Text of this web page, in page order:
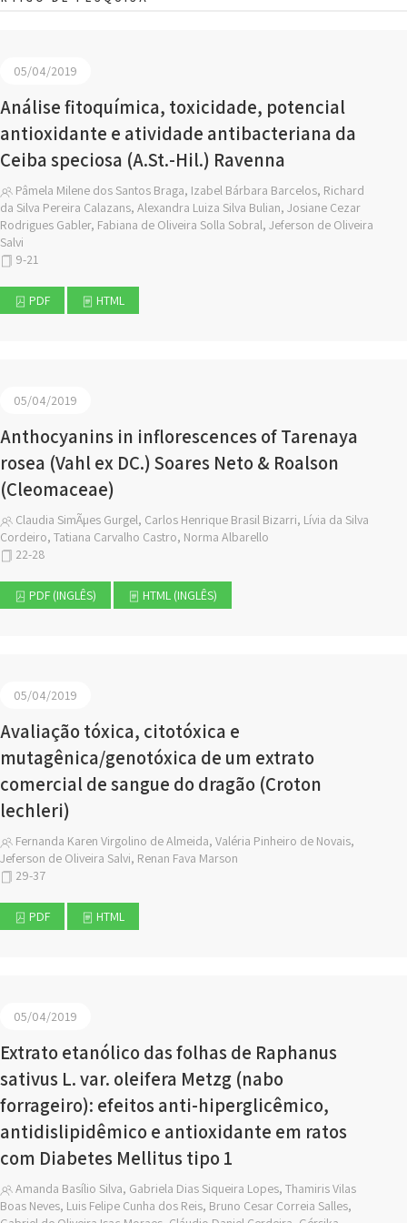
05/04/2019
Análise fitoquímica, toxicidade, potencial
antioxidante e atividade antibacteriana da
Ceiba speciosa (A.St.-Hil.) Ravenna
Pâmela Milene dos Santos Braga, Izabel Bárbara Barcelos, Richard
da Silva Pereira Calazans, Alexandra Luiza Silva Bulian, Josiane Cezar
Rodrigues Gabler, Fabiana de Oliveira Solla Sobral, Jeferson de Oliveira
Salvi
9-21
PDF HTML
05/04/2019
Anthocyanins in inflorescences of Tarenaya
rosea (Vahl ex DC.) Soares Neto & Roalson
(Cleomaceae)
Claudia SimÃµes Gurgel, Carlos Henrique Brasil Bizarri, Lívia da Silva
Cordeiro, Tatiana Carvalho Castro, Norma Albarello
22-28
PDF (INGLÊS) HTML (INGLÊS)
05/04/2019
Avaliação tóxica, citotóxica e
mutagênica/genotóxica de um extrato
comercial de sangue do dragão (Croton
lechleri)
Fernanda Karen Virgolino de Almeida, Valéria Pinheiro de Novais,
Jeferson de Oliveira Salvi, Renan Fava Marson
29-37
PDF HTML
05/04/2019
Extrato etanólico das folhas de Raphanus
sativus L. var. oleifera Metzg (nabo
forrageiro): efeitos anti-hiperglicêmico,
antidislipidêmico e antioxidante em ratos
com Diabetes Mellitus tipo 1
Amanda Basílio Silva, Gabriela Dias Siqueira Lopes, Thamiris Vilas
Boas Neves, Luis Felipe Cunha dos Reis, Bruno Cesar Correia Salles,